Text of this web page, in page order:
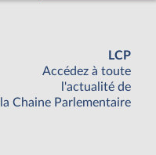
LCP
Accédez à toute
l'actualité de
la Chaine Parlementaire